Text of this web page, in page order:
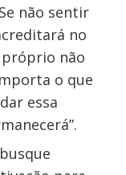
não sentir
no
próprio não
o que
essa